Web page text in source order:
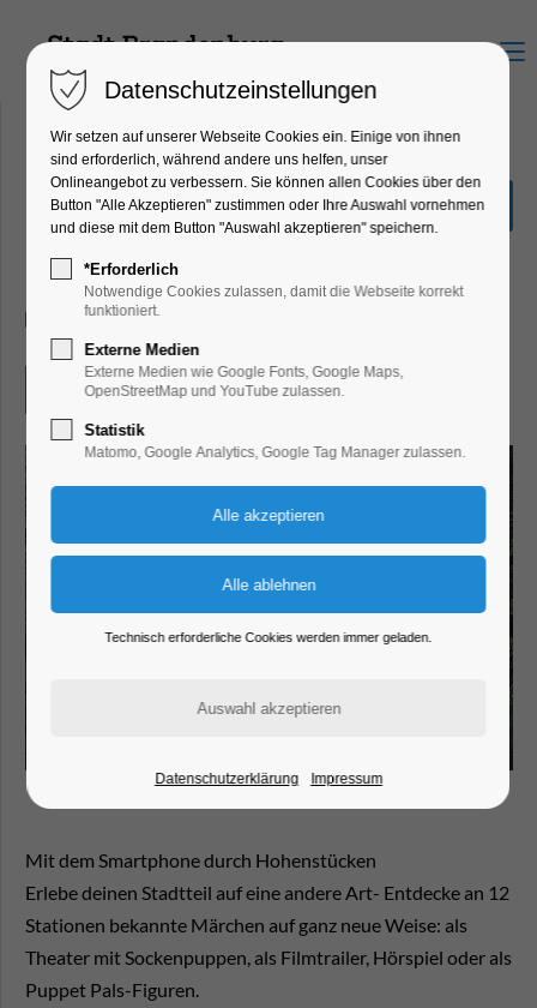
Menu
Märchen einmal anders
Ferienkalender, Kinder, Jugend, Mitmach-
Aktion
03.02.2026, 00:01–23:59
Eintritt frei
Mit dem Smartphone durch Hohenstücken
Erlebe deinen Stadtteil auf eine andere Art- Entdecke an 12
Stationen bekannte Märchen auf ganz neue Weise: als
Theater mit Sockenpuppen, als Filmtrailer, Hörspiel oder als
Puppet Pals-Figuren.
Datenschutzeinstellungen
Wir setzen auf unserer Webseite Cookies ein. Einige von ihnen
sind erforderlich, während andere uns helfen, unser
Onlineangebot zu verbessern. Sie können allen Cookies über den
Button "Alle Akzeptieren" zustimmen oder Ihre Auswahl vornehmen
und diese mit dem Button "Auswahl akzeptieren" speichern.
*Erforderlich
Notwendige Cookies zulassen, damit die Webseite korrekt
funktioniert.
Externe Medien
Externe Medien wie Google Fonts, Google Maps,
OpenStreetMap und YouTube zulassen.
Statistik
Matomo, Google Analytics, Google Tag Manager zulassen.
Technisch erforderliche Cookies werden immer geladen.
Datenschutzerklärung Impressum